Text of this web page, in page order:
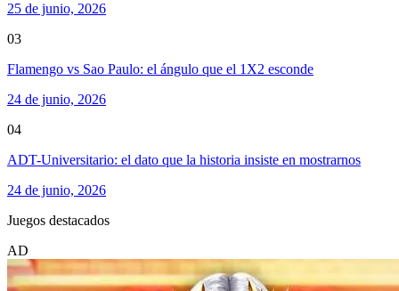
25 de junio, 2026
03
Flamengo vs Sao Paulo: el ángulo que el 1X2 esconde
24 de junio, 2026
04
ADT-Universitario: el dato que la historia insiste en mostrarnos
24 de junio, 2026
Juegos destacados
AD